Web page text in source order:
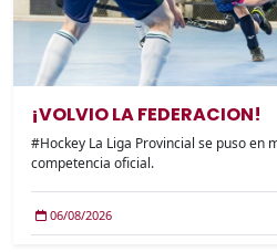
¡VOLVIO LA FEDERACION!
#Hockey La Liga Provincial se puso en
competencia oficial.
06/08/2026